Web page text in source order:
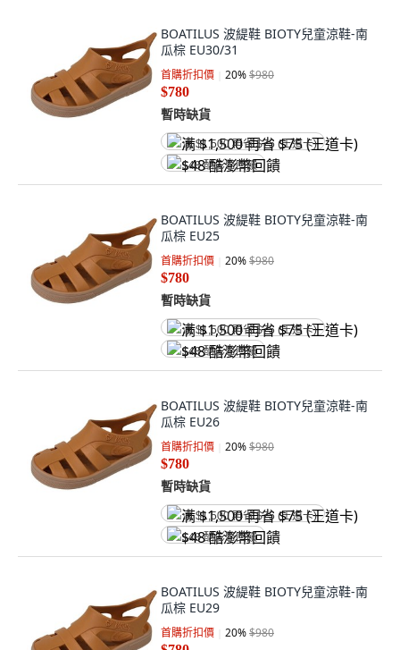
BOATILUS 波緹鞋 BIOTY兒童涼鞋-南
瓜棕 EU30/31
首購折扣價 20%$980
$780
暫時缺貨
满 $1,500 再省 $75 (王道卡)
$48 酷澎幣回饋
BOATILUS 波緹鞋 BIOTY兒童涼鞋-南
瓜棕 EU25
首購折扣價 20%$980
$780
暫時缺貨
满 $1,500 再省 $75 (王道卡)
$48 酷澎幣回饋
BOATILUS 波緹鞋 BIOTY兒童涼鞋-南
瓜棕 EU26
首購折扣價 20%$980
$780
暫時缺貨
满 $1,500 再省 $75 (王道卡)
$48 酷澎幣回饋
BOATILUS 波緹鞋 BIOTY兒童涼鞋-南
瓜棕 EU29
首購折扣價 20%$980